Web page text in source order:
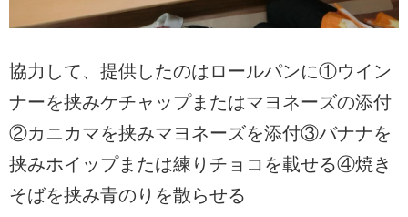
協力して、提供したのはロールパンに①ウイン
ナーを挟みケチャップまたはマヨネーズの添付
②カニカマを挟みマヨネーズを添付③バナナを
挟みホイップまたは練りチョコを載せる④焼き
そばを挟み青のりを散らせる